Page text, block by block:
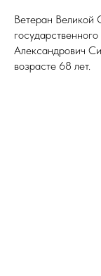
Ветеран Великой
Александрович
возрасте 68 лет.